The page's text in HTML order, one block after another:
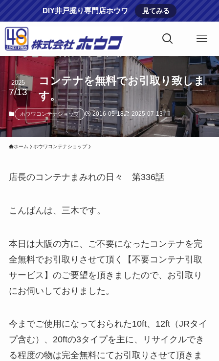
DIY井戸掘り専門店ホウワ 見てみる
コンテナを無料でお引取り致しま
す。
2025
7/13
ホウワコンテナショップ 2016-05-18 2025-07-13
ホーム ホウワコンテナショップ
店長のコンテナまみれの日々 第336話
こんばんは、三木です。
本日は大阪の方に、ご不要になったコンテナを完
全無料でお引取りさせて頂く【不要コンテナ引取
サービス】のご要望を頂きましたので、お引取り
にお伺いしておりました。
今までご使用になっておられた10ft、12ft（JRタイ
プ含む）、20ftの3タイプを主に、リサイクルでき
る程度の物は完全無料にてお引取りさせて頂きま